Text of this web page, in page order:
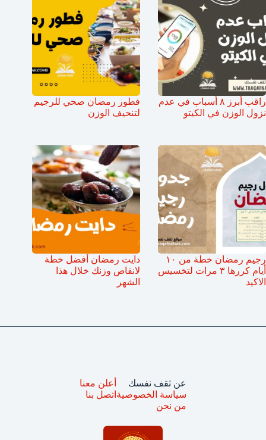
راقب أبرز ٨ أسباب في عدم
نزول الوزن في الكيتو
فطور رمضان صحي للرجيم
لتنحيف الوزن
رجيم رمضان خطة من ١٠
أيام كررها ٣ مرات لتخسيس
الاكيد
دايت رمضان أفضل خطة
لانقاص وزنك خلال هذا
الشهر
عن ثقف نفسك
سياسة الخصوصية
من نحن
أعلن معنا
اتصل بنا